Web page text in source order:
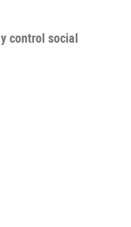
control social